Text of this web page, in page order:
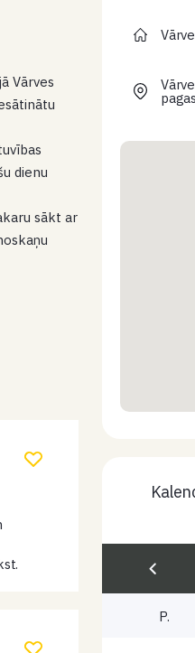
Vārves
dienu
sākt ar
P.